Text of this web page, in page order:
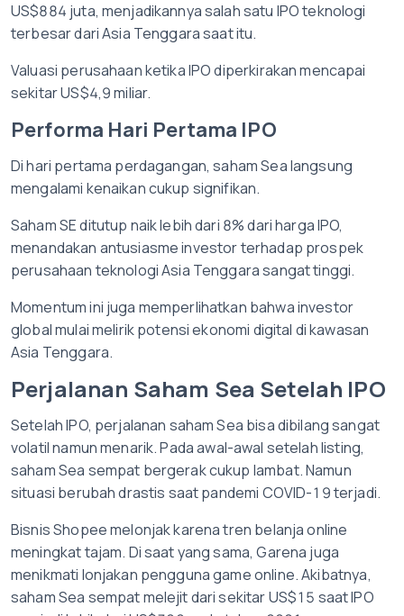
US$884 juta, menjadikannya salah satu IPO teknologi
terbesar dari Asia Tenggara saat itu.
Valuasi perusahaan ketika IPO diperkirakan mencapai
sekitar US$4,9 miliar.
Performa Hari Pertama IPO
Di hari pertama perdagangan, saham Sea langsung
mengalami kenaikan cukup signifikan.
Saham SE ditutup naik lebih dari 8% dari harga IPO,
menandakan antusiasme investor terhadap prospek
perusahaan teknologi Asia Tenggara sangat tinggi.
Momentum ini juga memperlihatkan bahwa investor
global mulai melirik potensi ekonomi digital di kawasan
Asia Tenggara.
Perjalanan Saham Sea Setelah IPO
Setelah IPO, perjalanan saham Sea bisa dibilang sangat
volatil namun menarik.Pada awal-awal setelah listing,
saham Sea sempat bergerak cukup lambat. Namun
situasi berubah drastis saat pandemi COVID-19 terjadi.
Bisnis Shopee melonjak karena tren belanja online
meningkat tajam. Di saat yang sama, Garena juga
menikmati lonjakan pengguna game online.Akibatnya,
saham Sea sempat melejit dari sekitar US$15 saat IPO